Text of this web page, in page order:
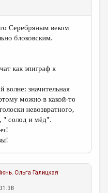
Серебряным веком
блоковским.
как эпиграф к
волне: значительная
можно в какой-то
невозвратного,
" солод и мёд".
Ольга Галицкая